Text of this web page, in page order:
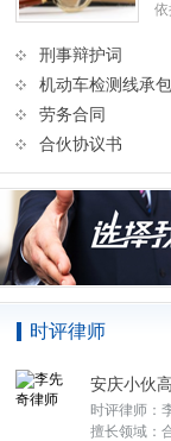
依
刑事辩护词
机动车检测线承
劳务合同
合伙协议书
时评律师
安庆小伙
时评律师：
擅长领域：